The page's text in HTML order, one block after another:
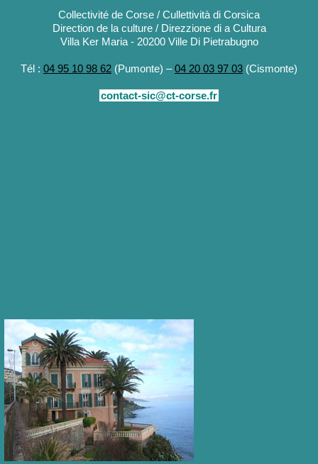
Collectivité de Corse / Cullettività di Corsica
Direction de la culture / Direzzione di a Cultura
Villa Ker Maria - 20200 Ville Di Pietrabugno
Tél : 04 95 10 98 62 (Pumonte) –04 20 03 97 03 (Cismonte)
contact-sic@ct-corse.fr